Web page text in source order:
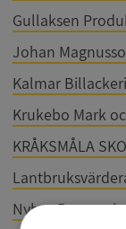
Gullaksen
Johan
Kalmar
Krukebo Mark
KRÅKSMÅLA
Nybro